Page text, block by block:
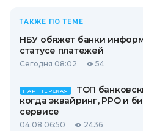
ТАКЖЕ ПО ТЕМЕ
НБУ обяжет банки
статусе платежей
Сегодня 08:02 54
ПАРТНЕРСКАЯ
ТОП
когда эквайринг, РРО и
сервисе
04.08 06:50 2436